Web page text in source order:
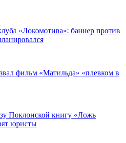
«Локомотива»: баннер против
фильм «Матильда» «плевком в
Поклонской книгу «Ложь
юристы